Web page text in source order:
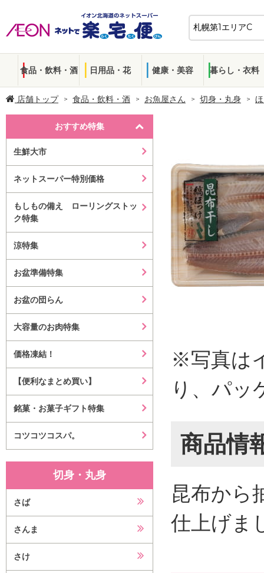
食品・飲料・酒 日用品・花 健康・美容 暮らし・衣料
店舗トップ 食品・飲料・酒 お魚屋さん 切身・丸身
おすすめ特集
生鮮大市
ネットスーパー特別価格
もしもの備え ローリングストッ
ク特集
涼特集
お盆準備特集
お盆の団らん
大容量のお肉特集
価格凍結！
【便利なまとめ買い】
銘菓・お菓子ギフト特集
コツコツコスパ。
切身・丸身
さば
さんま
さけ
※写真は
り、パッ
商品情
昆布から
仕上げま